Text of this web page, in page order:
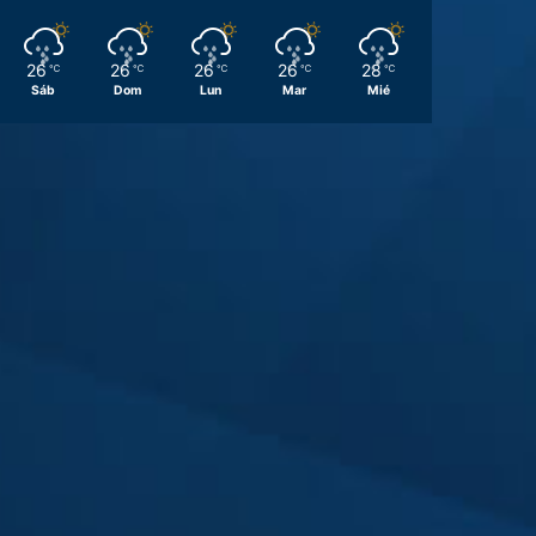
26 ℃
Sáb
26 ℃
Dom
26 ℃
Lun
26 ℃
Mar
28 ℃
Mié